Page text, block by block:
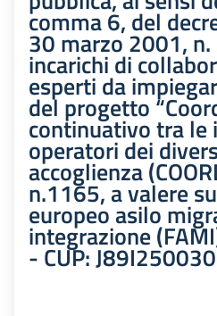
comma 6, del
30 marzo 2001,
incarichi di
esperti da
del progetto
continuativo tra
operatori dei
accoglienza
n.1165, a valere
europeo asilo
integrazione
- CUP: